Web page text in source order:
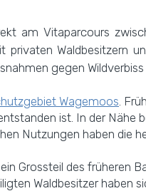
am Vitaparcours
privaten Waldbesitzern
gegen
Wagemoos .
ist. In der Nähe
Nutzungen haben die
Grossteil des früheren
Waldbesitzer haben